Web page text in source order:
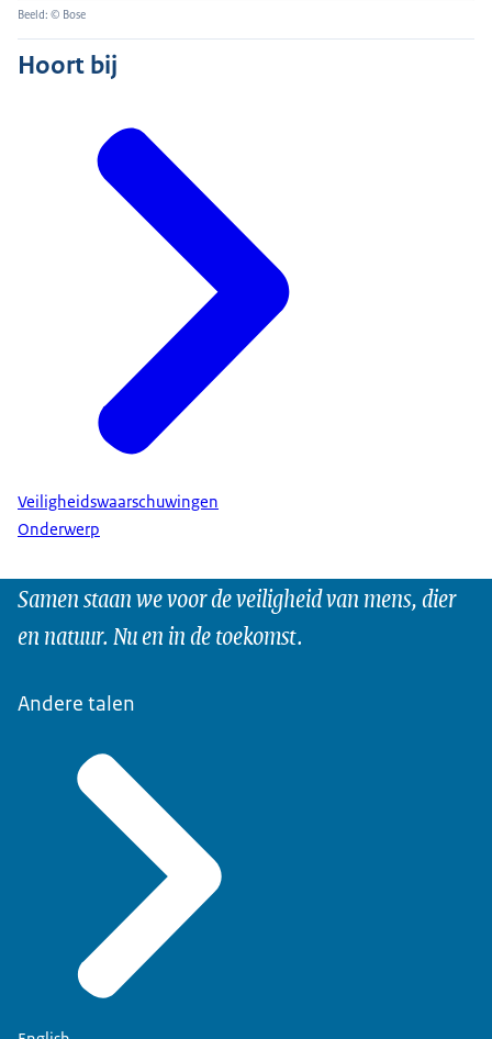
Beeld: © Bose
Hoort bij
Veiligheidswaarschuwingen
Onderwerp
Samen staan we voor de veiligheid van mens, dier
en natuur. Nu en in de toekomst.
Andere talen